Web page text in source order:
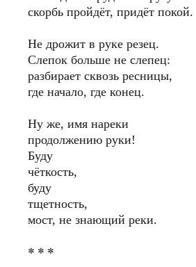
скорбь пройдёт, придёт покой.
Не дрожит в руке резец.
Слепок больше не слепец:
разбирает сквозь ресницы,
где начало, где конец.
Ну же, имя нареки
продолжению руки!
Буду
чёткость,
буду
тщетность,
мост, не знающий реки.
* * *